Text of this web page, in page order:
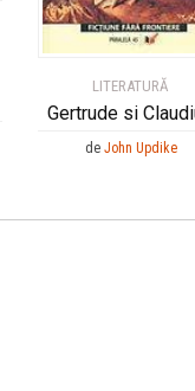
LITERATURĂ
Gertrude si
de John Updike